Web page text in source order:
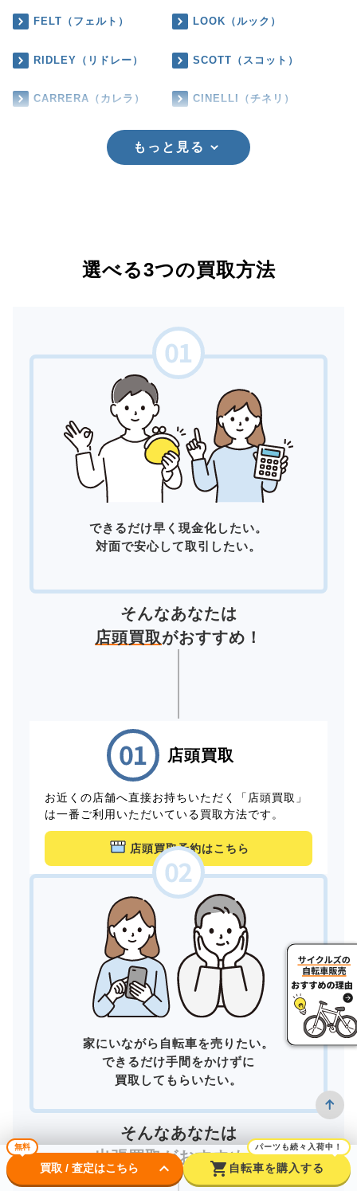
FELT（フェルト） LOOK（ルック）
RIDLEY（リドレー） SCOTT（スコット）
CARRERA（カレラ） CINELLI（チネリ）
もっと見る
選べる3つの買取方法
できるだけ早く現金化したい。
対面で安心して取引したい。
そんなあなたは
店頭買取がおすすめ！
店頭買取
お近くの店舗へ直接お持ちいただく「店頭買取」
は一番ご利用いただいている買取方法です。
店頭買取予約はこちら
家にいながら自転車を売りたい。
できるだけ手間をかけずに
買取してもらいたい。
そんなあなたは
出張買取がおすすめ！
無料
買取 / 査定はこちら keyboard_arrow_down shopping_cart
パーツも続々入荷中！
自転車を購入する